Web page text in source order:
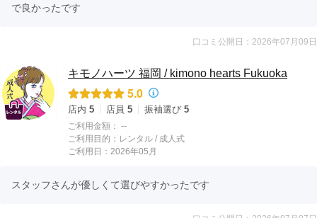
で良かったです
口コミ公開日：2026年07月09日
キモノハーツ 福岡 / kimono hearts Fukuoka
5.0
店内 5 店員 5 振袖選び 5
ご利用金額： --
ご利用目的： レンタル / 成人式
ご利用日：2026年05月
スタッフさんが優しくて選びやすかったです